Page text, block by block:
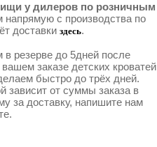
у дилеров по розничным
напрямую с производства по
доставки здесь.
в резерве до 5дней после
заказе детских кроватей
быстро до трёх дней.
зависит от суммы заказа в
за доставку, напишите нам